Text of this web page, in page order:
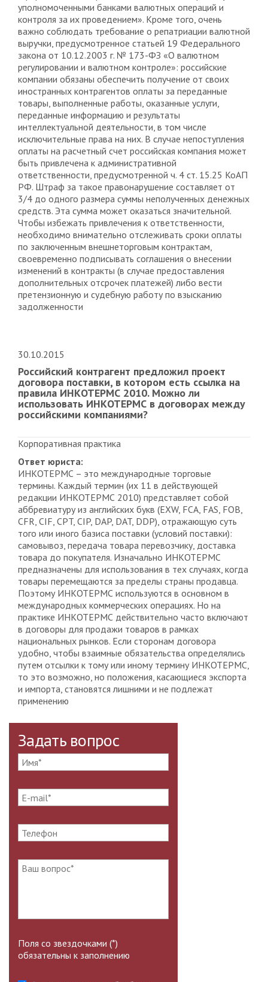
уполномоченными банками валютных операций и
контроля за их проведением». Кроме того, очень
важно соблюдать требование о репатриации валютной
выручки, предусмотренное статьей 19 Федерального
закона от 10.12.2003 г. № 173-ФЗ «О валютном
регулировании и валютном контроле»: российские
компании обязаны обеспечить получение от своих
иностранных контрагентов оплаты за переданные
товары, выполненные работы, оказанные услуги,
переданные информацию и результаты
интеллектуальной деятельности, в том числе
исключительные права на них. В случае непоступления
оплаты на расчетный счет российская компания может
быть привлечена к административной
ответственности, предусмотренной ч. 4 ст. 15.25 КоАП
РФ. Штраф за такое правонарушение составляет от
3/4 до одного размера суммы неполученных денежных
средств. Эта сумма может оказаться значительной.
Чтобы избежать привлечения к ответственности,
необходимо внимательно отслеживать сроки оплаты
по заключенным внешнеторговым контрактам,
своевременно подписывать соглашения о внесении
изменений в контракты (в случае предоставления
дополнительных отсрочек платежей) либо вести
претензионную и судебную работу по взысканию
задолженности
30.10.2015
Российский контрагент предложил проект
договора поставки, в котором есть ссылка на
правила ИНКОТЕРМС 2010. Можно ли
использовать ИНКОТЕРМС в договорах между
российскими компаниями?
Корпоративная практика
Ответ юриста:
ИНКОТЕРМС – это международные торговые
термины. Каждый термин (их 11 в действующей
редакции ИНКОТЕРМС 2010) представляет собой
аббревиатуру из английских букв (EXW, FCA, FAS, FOB,
CFR, CIF, CPT, CIP, DAP, DAT, DDP), отражающую суть
того или иного базиса поставки (условий поставки):
самовывоз, передача товара перевозчику, доставка
товара до покупателя. Изначально ИНКОТЕРМС
предназначены для использования в тех случаях, когда
товары перемещаются за пределы страны продавца.
Поэтому ИНКОТЕРМС используются в основном в
международных коммерческих операциях. Но на
практике ИНКОТЕРМС действительно часто включают
в договоры для продажи товаров в рамках
национальных рынков. Если сторонам договора
удобно, чтобы взаимные обязательства определялись
путем отсылки к тому или иному термину ИНКОТЕРМС,
то это возможно, но положения, касающиеся экспорта
и импорта, становятся лишними и не подлежат
применению
Задать вопрос
Поля со звездочками (*)
обязательны к заполнению